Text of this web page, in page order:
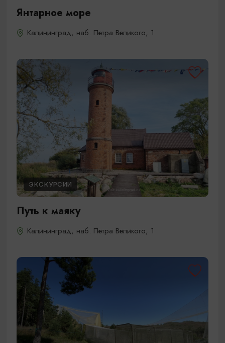
Янтарное море
Калининград, наб. Петра Великого, 1
ЭКСКУРСИИ
Путь к маяку
Калининград, наб. Петра Великого, 1